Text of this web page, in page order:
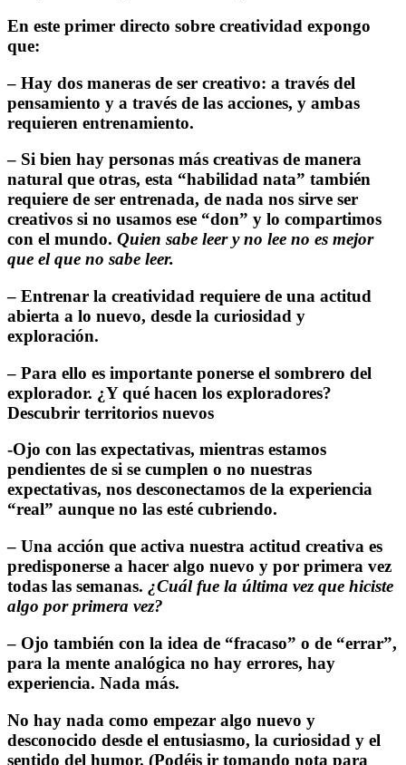
En este primer directo sobre creatividad expongo
que:
– Hay dos maneras de ser creativo: a través del
pensamiento y a través de las acciones, y ambas
requieren entrenamiento.
– Si bien hay personas más creativas de manera
natural que otras, esta “habilidad nata” también
requiere de ser entrenada, de nada nos sirve ser
creativos si no usamos ese “don” y lo compartimos
con el mundo. Quien sabe leer y no lee no es mejor
que el que no sabe leer.
– Entrenar la creatividad requiere de una actitud
abierta a lo nuevo, desde la curiosidad y
exploración.
– Para ello es importante ponerse el sombrero del
explorador. ¿Y qué hacen los exploradores?
Descubrir territorios nuevos
-Ojo con las expectativas, mientras estamos
pendientes de si se cumplen o no nuestras
expectativas, nos desconectamos de la experiencia
“real” aunque no las esté cubriendo.
– Una acción que activa nuestra actitud creativa es
predisponerse a hacer algo nuevo y por primera vez
todas las semanas. ¿Cuál fue la última vez que hiciste
algo por primera vez?
– Ojo también con la idea de “fracaso” o de “errar”,
para la mente analógica no hay errores, hay
experiencia. Nada más.
No hay nada como empezar algo nuevo y
desconocido desde el entusiasmo, la curiosidad y el
sentido del humor. (Podéis ir tomando nota para